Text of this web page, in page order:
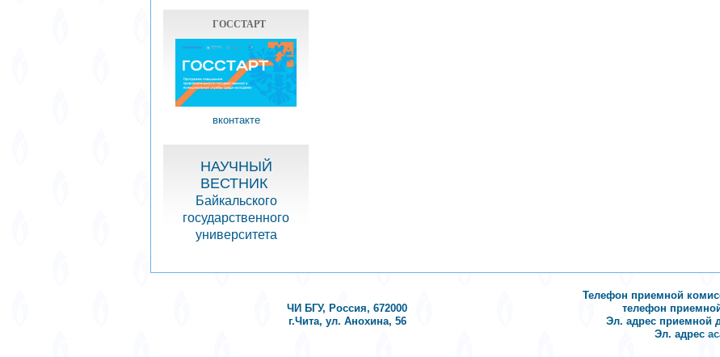
ГОССТАРТ
вконтакте
НАУЧНЫЙ
ВЕСТНИК
Байкальского
государственного
университета
ЧИ БГУ, Россия, 672000
г.Чита, ул. Анохина, 56
Телефон приемной
телефон
Эл. адрес приемной
Эл. адрес